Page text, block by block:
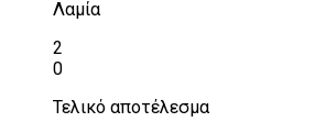
Λαμία
2
0
Τελικό αποτέλεσμα